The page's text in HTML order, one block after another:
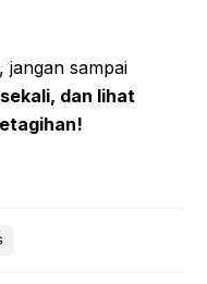
jangan sampai
dan lihat